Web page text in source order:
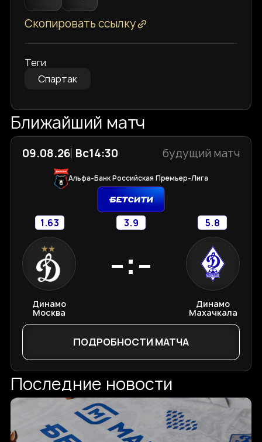
Скопировать ссылку
Теги
Спартак
Ближайший матч
09.08.26 Вс14:30 будущий матч
Альфа-Банк Российская Премьер-Лига
1.63 3.9 5.8
Динамо
Москва
-:-
Динамо
Махачкала
ПОДРОБНОСТИ МАТЧА
Последние новости